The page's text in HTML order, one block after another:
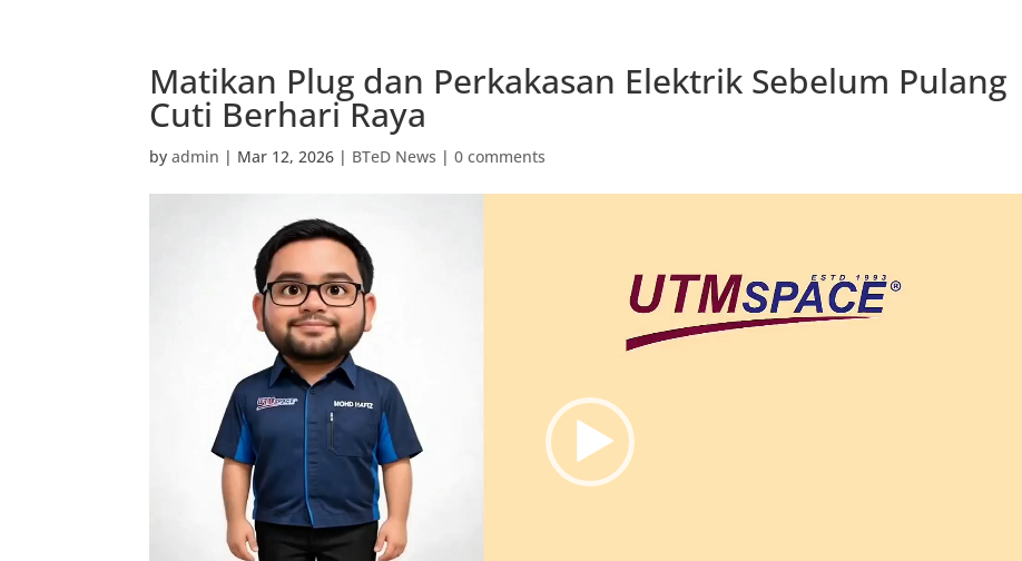
Matikan Plug dan Perkakasan Elektrik Sebelum Pulang
Cuti Berhari Raya
byadmin | Mar 12, 2026 | BTeD News |0 comments